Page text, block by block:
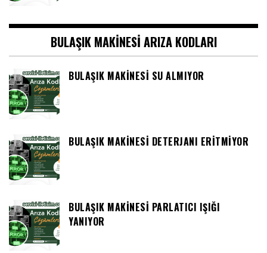
BULAŞIK MAKINESI ARIZA KODLARI
BULAŞIK MAKINESI SU ALMIYOR
BULAŞIK MAKINESI DETERJANI ERITMIYOR
BULAŞIK MAKINESI PARLATICI IŞIĞI
YANIYOR